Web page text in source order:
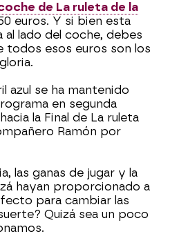
de La ruleta de la
euros. Y si bien esta
al lado del coche, debes
todos esos euros son los
azul se ha mantenido
en segunda
la Final de La ruleta
Ramón por
las ganas de jugar y la
hayan proporcionado a
para cambiar las
Quizá sea un poco